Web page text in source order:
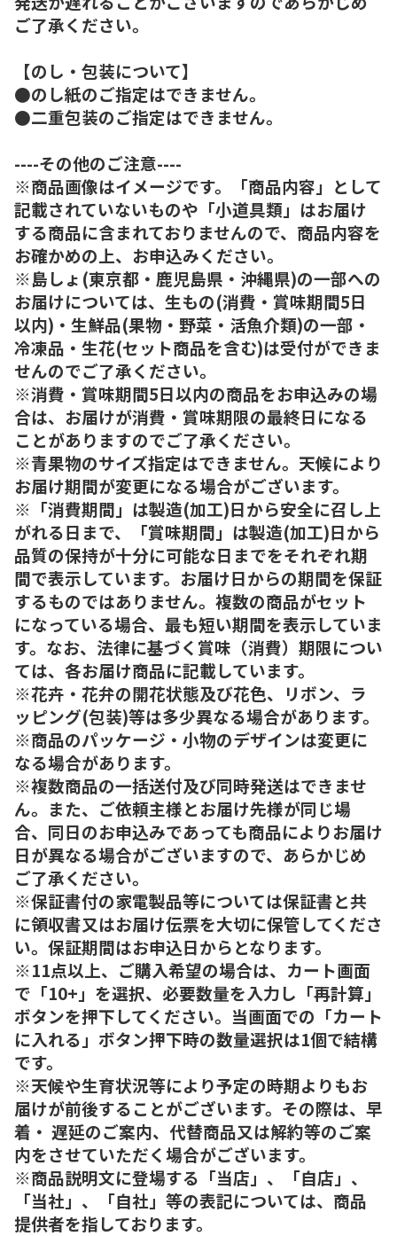
ご了承ください。
【のし・包装について】
●のし紙のご指定はできません。
●二重包装のご指定はできません。
----その他のご注意----
※商品画像はイメージです。「商品内容」として
記載されていないものや「小道具類」はお届け
する商品に含まれておりませんので、商品内容を
お確かめの上、お申込みください。
※島しょ(東京都・鹿児島県・沖縄県)の一部への
お届けについては、生もの(消費・賞味期間5日
以内)・生鮮品(果物・野菜・活魚介類)の一部・
冷凍品・生花(セット商品を含む)は受付ができま
せんのでご了承ください。
※消費・賞味期間5日以内の商品をお申込みの場
合は、お届けが消費・賞味期限の最終日になる
ことがありますのでご了承ください。
※青果物のサイズ指定はできません。天候により
お届け期間が変更になる場合がございます。
※「消費期間」は製造(加工)日から安全に召し上
がれる日まで、「賞味期間」は製造(加工)日から
品質の保持が十分に可能な日までをそれぞれ期
間で表示しています。お届け日からの期間を保証
するものではありません。複数の商品がセット
になっている場合、最も短い期間を表示していま
す。なお、法律に基づく賞味（消費）期限につい
ては、各お届け商品に記載しています。
※花卉・花弁の開花状態及び花色、リボン、ラ
ッピング(包装)等は多少異なる場合があります。
※商品のパッケージ・小物のデザインは変更に
なる場合があります。
※複数商品の一括送付及び同時発送はできませ
ん。また、ご依頼主様とお届け先様が同じ場
合、同日のお申込みであっても商品によりお届け
日が異なる場合がございますので、あらかじめ
ご了承ください。
※保証書付の家電製品等については保証書と共
に領収書又はお届け伝票を大切に保管してくださ
い。保証期間はお申込日からとなります。
※11点以上、ご購入希望の場合は、カート画面
で「10+」を選択、必要数量を入力し「再計算」
ボタンを押下してください。当画面での「カート
に入れる」ボタン押下時の数量選択は1個で結構
です。
※天候や生育状況等により予定の時期よりもお
届けが前後することがございます。その際は、早
着・ 遅延のご案内、代替商品又は解約等のご案
内をさせていただく場合がございます。
※商品説明文に登場する「当店」、「自店」、
「当社」、「自社」等の表記については、商品
提供者を指しております。